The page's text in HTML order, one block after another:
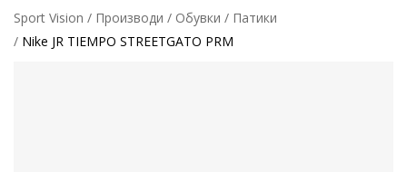
Sport Vision Производи Обувки
Патики
Nike JR TIEMPO STREETGATO PRM